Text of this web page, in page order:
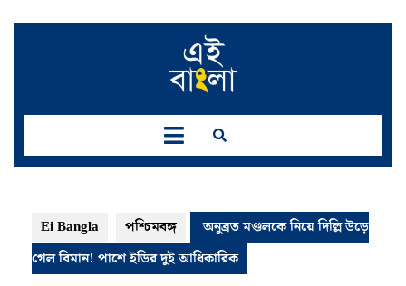
Open
Button
Ei Bangla পশ্চিমবঙ্গ
অনুব্রত মণ্ডলকে নিয়ে দিল্লি উড়ে
গেল বিমান! পাশে ইডির দুই আধিকারিক